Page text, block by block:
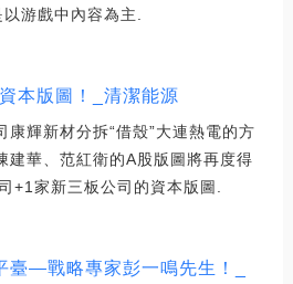
游戲中內容為主.
本版圖！_清潔能源
輝新材分拆“借殼”大連熱電的方
建華、范紅衛的A股版圖將再度得
+1家新三板公司的資本版圖.
臺—戰略專家彭一鳴先生！_